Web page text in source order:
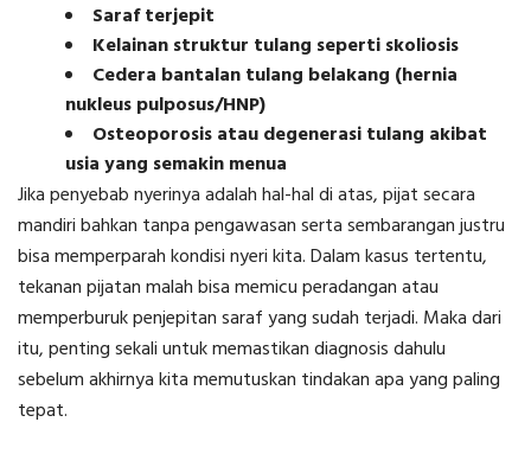
Saraf terjepit
Kelainan struktur tulang seperti skoliosis
Cedera bantalan tulang belakang (hernia
nukleus pulposus/HNP)
Osteoporosis atau degenerasi tulang akibat
usia yang semakin menua
Jika penyebab nyerinya adalah hal-hal di atas, pijat secara
mandiri bahkan tanpa pengawasan serta sembarangan justru
bisa memperparah kondisi nyeri kita. Dalam kasus tertentu,
tekanan pijatan malah bisa memicu peradangan atau
memperburuk penjepitan saraf yang sudah terjadi. Maka dari
itu, penting sekali untuk memastikan diagnosis dahulu
sebelum akhirnya kita memutuskan tindakan apa yang paling
tepat.